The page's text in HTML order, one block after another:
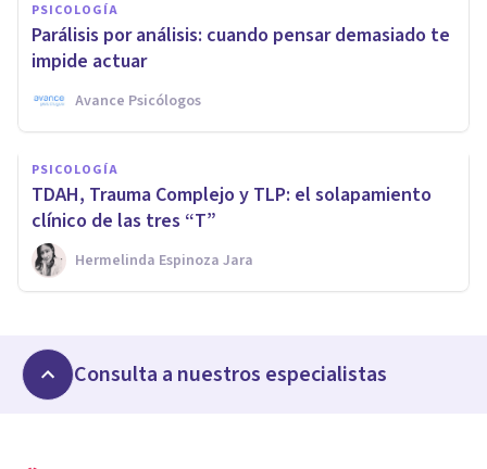
PSICOLOGÍA
Parálisis por análisis: cuando pensar demasiado te
impide actuar
Avance Psicólogos
PSICOLOGÍA
TDAH, Trauma Complejo y TLP: el solapamiento
clínico de las tres “T”
Hermelinda Espinoza Jara
Consulta a nuestros especialistas